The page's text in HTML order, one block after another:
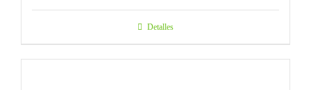
Detalles